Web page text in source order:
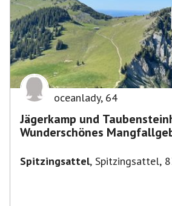
oceanlady, 64
Jägerkamp und
Wunderschönes
Spitzingsattel, Spitzingsattel,